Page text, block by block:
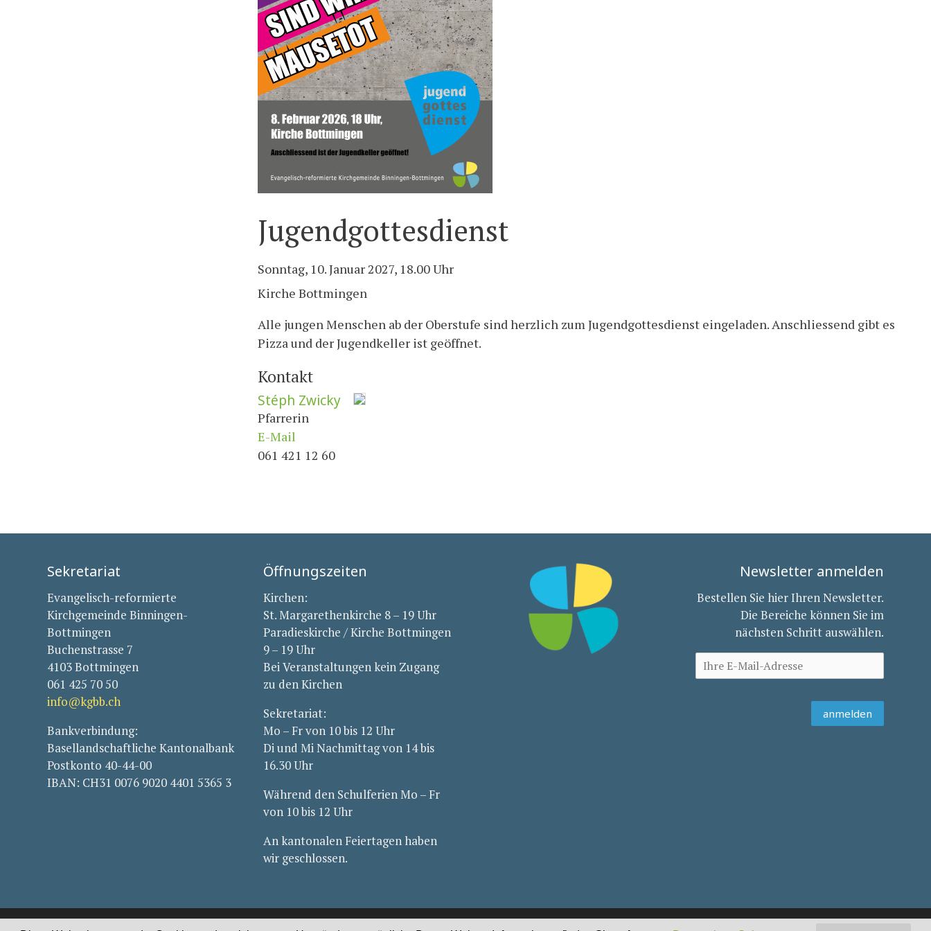
Jugendgottesdienst
Sonntag, 10. Januar 2027, 18.00 Uhr
Kirche Bottmingen
Alle jungen Menschen ab der Oberstufe sind herzlich zum Jugendgottesdienst eingeladen. Anschliessend gibt es
Pizza und der Jugendkeller ist geöffnet.
Kontakt
Stéph Zwicky
Pfarrerin
E-Mail
061 421 12 60
Sekretariat
Evangelisch-reformierte
Kirchgemeinde Binningen-
Bottmingen
Buchenstrasse 7
4103 Bottmingen
061 425 70 50
info@kgbb.ch
Bankverbindung:
Basellandschaftliche Kantonalbank
Postkonto 40-44-00
IBAN: CH31 0076 9020 4401 5365 3
Öffnungszeiten
Kirchen:
St. Margarethenkirche 8 – 19 Uhr
Paradieskirche / Kirche Bottmingen
9 – 19 Uhr
Bei Veranstaltungen kein Zugang
zu den Kirchen
Sekretariat:
Mo – Fr von 10 bis 12 Uhr
Di und Mi Nachmittag von 14 bis
16.30 Uhr
Während den Schulferien Mo – Fr
von 10 bis 12 Uhr
An kantonalen Feiertagen haben
wir geschlossen.
Newsletter anmelden
Bestellen Sie hier Ihren Newsletter.
Die Bereiche können Sie im
nächsten Schritt auswählen.